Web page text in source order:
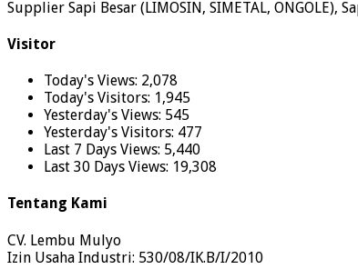
Supplier Sapi Besar (LIMOSIN, SIMETAL, ONGOLE),
Visitor
Today's Views: 2,078
Today's Visitors: 1,945
Yesterday's Views: 545
Yesterday's Visitors: 477
Last 7 Days Views: 5,440
Last 30 Days Views: 19,308
Tentang Kami
CV. Lembu Mulyo
Izin Usaha Industri: 530/08/IK.B/I/2010